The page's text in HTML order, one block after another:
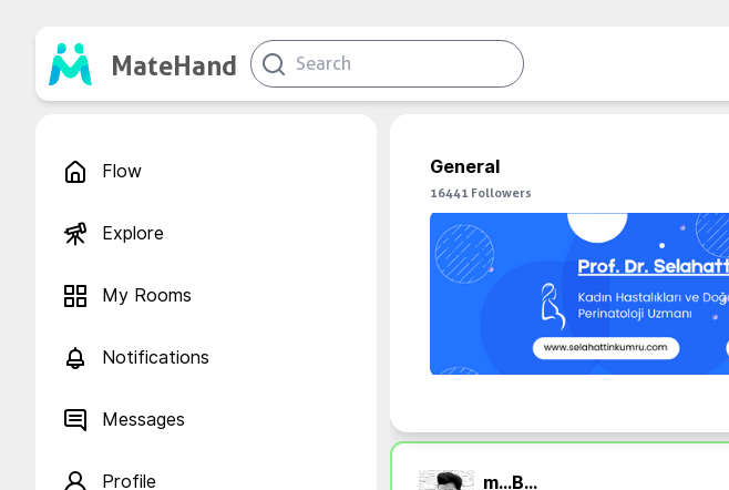
MateHand
Flow
Explore
My Rooms
Notifications
Messages
Profile
General
16441 Followers
m...B...